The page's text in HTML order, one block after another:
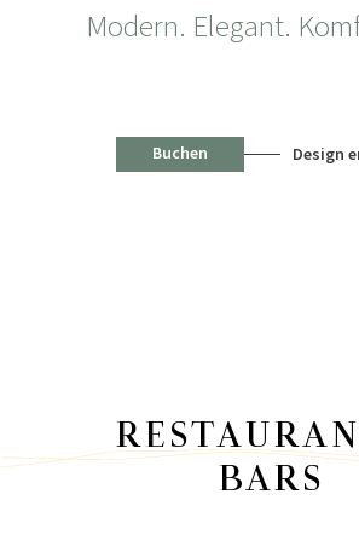
Modern. Elegant.
Buchen Design
BARS